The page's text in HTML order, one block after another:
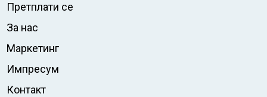
Претплати се
За нас
Маркетинг
Импресум
Контакт